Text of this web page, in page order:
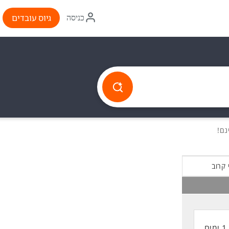
איקון
התחברות
כניסה גיוס עובדים
קרוב